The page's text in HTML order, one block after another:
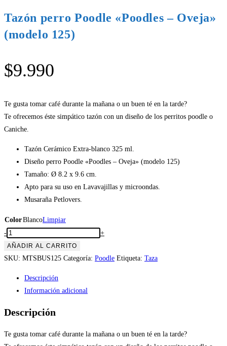
Tazón perro Poodle «Poodles – Oveja»
(modelo 125)
$9.990
Te gusta tomar café durante la mañana o un buen té en la tarde?
Te ofrecemos éste simpático tazón con un diseño de los perritos poodle o
Caniche.
Tazón Cerámico Extra-blanco 325 ml.
Diseño perro Poodle «Poodles – Oveja» (modelo 125)
Tamaño: Ø 8.2 x 9.6 cm.
Apto para su uso en Lavavajillas y microondas.
Musaraña Petlovers.
ColorBlancoLimpiar
Tazón
perro
Poodle
(modelo
cantidad
- +
AÑADIR AL CARRITO
SKU: MTSBUS125 Categoría: Poodle Etiqueta: Taza
Descripción
Información adicional
Descripción
Te gusta tomar café durante la mañana o un buen té en la tarde?